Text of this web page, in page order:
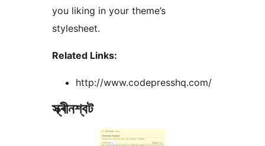
you liking in your theme’s
stylesheet.
Related Links:
http://www.codepresshq.com/
স্ক্ৰীনশ্বট